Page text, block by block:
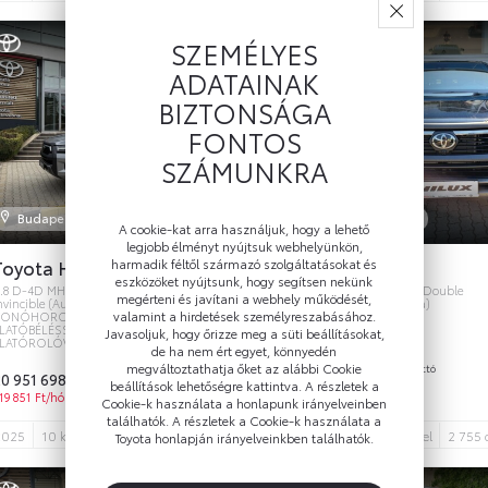
Budapest
Hilux
D-4D MHEV 4x4 Double
(Automata)
MANUÁLIS
ÁFA 27%
ÚJ AUTÓ
951 698 Ft
bruttó
851 Ft/hó
10 km Dízel 2 755 cm Automata 204 LE 4
Toyota Hilux
2.8 D-4D MHEV 4x4 Double
Invincible (Automata)
22 231 350 Ft
bruttó
241 167 Ft/hó
2026 1 km Dízel 2 755
SZEMÉLYES
ADATAINAK
BIZTONSÁGA
FONTOS
SZÁMUNKRA
A cookie-kat arra használjuk, hogy a lehető
legjobb élményt nyújtsuk webhelyünkön,
harmadik féltől származó szolgáltatásokat és
eszközöket nyújtsunk, hogy segítsen nekünk
megérteni és javítani a webhely működését,
valamint a hirdetések személyreszabásához.
Javasoljuk, hogy őrizze meg a süti beállításokat,
de ha nem ért egyet, könnyedén
megváltoztathatja őket az alábbi Cookie
beállítások lehetőségre kattintva. A részletek a
Cookie-k használata a honlapunk irányelveinben
találhatók. A részletek a Cookie-k használata a
Toyota honlapján irányelveinkben találhatók.